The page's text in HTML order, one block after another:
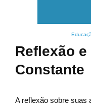
Reflexão
Constante
A reflexão sobre suas